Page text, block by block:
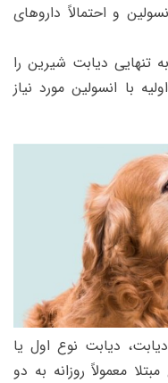
و احتمالاً داروهای
دیابت شیرین را
با انسولین مورد نیاز
دیابت نوع اول یا
معمولاً روزانه به دو